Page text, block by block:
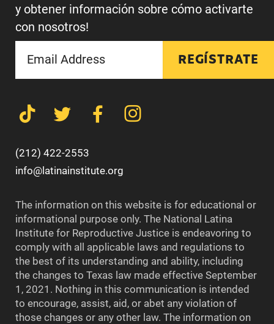
y obtener información sobre cómo activarte
con nosotros!
REGÍSTRATE
(212) 422-2553
info@latinainstitute.org
The information on this website is for educational or
informational purpose only. The National Latina
Institute for Reproductive Justice is endeavoring to
comply with all applicable laws and regulations to
the best of its understanding and ability, including
the changes to Texas law made effective September
1, 2021. Nothing in this communication is intended
to encourage, assist, aid, or abet any violation of
those changes or any other law. The information on